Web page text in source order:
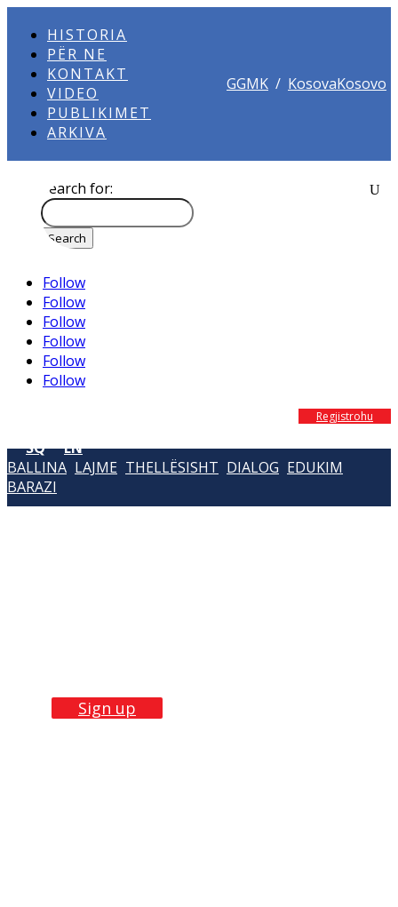
HISTORIA
PËR NE
KONTAKT
VIDEO
PUBLIKIMET
ARKIVA
GGMK / KosovaKosovo
Search for:
Follow
Follow
Follow
Follow
Follow
Follow
SQ EN
Regjistrohu
BALLINA LAJME THELLËSISHT DIALOG EDUKIM
BARAZI
Sign up